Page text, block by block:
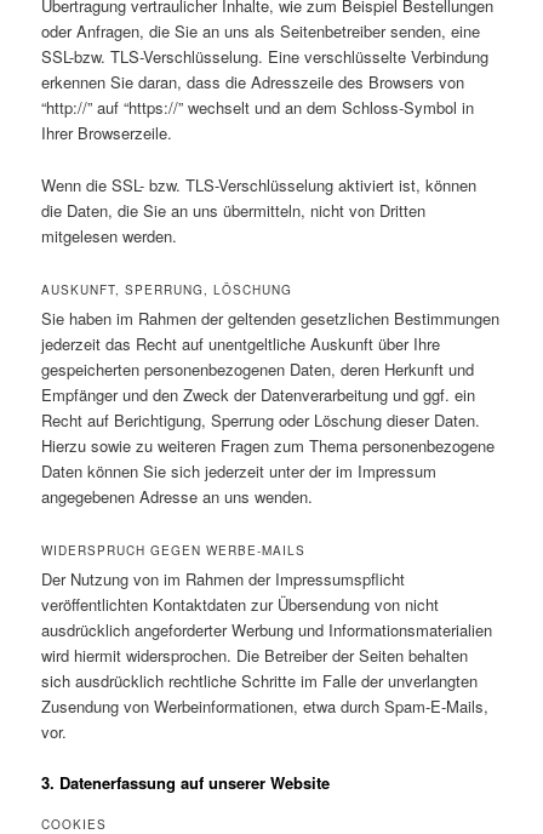
Übertragung vertraulicher Inhalte, wie zum Beispiel Bestellungen
oder Anfragen, die Sie an uns als Seitenbetreiber senden, eine
SSL-bzw. TLS-Verschlüsselung. Eine verschlüsselte Verbindung
erkennen Sie daran, dass die Adresszeile des Browsers von
“http://” auf “https://” wechselt und an dem Schloss-Symbol in
Ihrer Browserzeile.
Wenn die SSL- bzw. TLS-Verschlüsselung aktiviert ist, können
die Daten, die Sie an uns übermitteln, nicht von Dritten
mitgelesen werden.
AUSKUNFT, SPERRUNG, LÖSCHUNG
Sie haben im Rahmen der geltenden gesetzlichen Bestimmungen
jederzeit das Recht auf unentgeltliche Auskunft über Ihre
gespeicherten personenbezogenen Daten, deren Herkunft und
Empfänger und den Zweck der Datenverarbeitung und ggf. ein
Recht auf Berichtigung, Sperrung oder Löschung dieser Daten.
Hierzu sowie zu weiteren Fragen zum Thema personenbezogene
Daten können Sie sich jederzeit unter der im Impressum
angegebenen Adresse an uns wenden.
WIDERSPRUCH GEGEN WERBE-MAILS
Der Nutzung von im Rahmen der Impressumspflicht
veröffentlichten Kontaktdaten zur Übersendung von nicht
ausdrücklich angeforderter Werbung und Informationsmaterialien
wird hiermit widersprochen. Die Betreiber der Seiten behalten
sich ausdrücklich rechtliche Schritte im Falle der unverlangten
Zusendung von Werbeinformationen, etwa durch Spam-E-Mails,
vor.
3. Datenerfassung auf unserer Website
COOKIES